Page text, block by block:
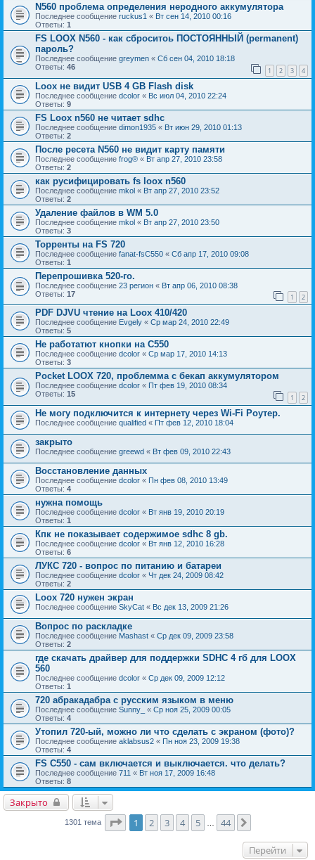
N560 проблема определения неродного аккумулятора
Последнее сообщение ruckus1 « Вт сен 14, 2010 00:16
Ответы: 1
FS LOOX N560 - как сброситоь ПОСТОЯННЫЙ (permanent)
пароль?
Последнее сообщение greymen « Сб сен 04, 2010 18:18
Ответы: 46 1 2 3 4
Loox не видит USB 4 GB Flash disk
Последнее сообщение dcolor « Вс июл 04, 2010 22:24
Ответы: 9
FS Loox n560 не читает sdhc
Последнее сообщение dimon1935 « Вт июн 29, 2010 01:13
Ответы: 2
После ресета N560 не видит карту памяти
Последнее сообщение frog® « Вт апр 27, 2010 23:58
Ответы: 2
как русифицировать fs loox n560
Последнее сообщение mkol « Вт апр 27, 2010 23:52
Ответы: 2
Удаление файлов в WM 5.0
Последнее сообщение mkol « Вт апр 27, 2010 23:50
Ответы: 3
Торренты на FS 720
Последнее сообщение fanat-fsC550 « Сб апр 17, 2010 09:08
Ответы: 1
Перепрошивка 520-го.
Последнее сообщение 23 регион « Вт апр 06, 2010 08:38
Ответы: 17 1 2
PDF DJVU чтение на Loox 410/420
Последнее сообщение Evgely « Ср мар 24, 2010 22:49
Ответы: 5
Не работатют кнопки на C550
Последнее сообщение dcolor « Ср мар 17, 2010 14:13
Ответы: 3
Pocket LOOX 720, проблемма с бекап аккумулятором
Последнее сообщение dcolor « Пт фев 19, 2010 08:34
Ответы: 15 1 2
Не могу подключится к интернету через Wi-Fi Роутер.
Последнее сообщение qualified « Пт фев 12, 2010 18:04
закрыто
Последнее сообщение greewd « Вт фев 09, 2010 22:43
Восстановление данных
Последнее сообщение dcolor « Пн фев 08, 2010 13:49
Ответы: 4
нужна помощь
Последнее сообщение dcolor « Вт янв 19, 2010 20:19
Ответы: 1
Кпк не показывает содержимое sdhc 8 gb.
Последнее сообщение dcolor « Вт янв 12, 2010 16:28
Ответы: 6
ЛУКС 720 - вопрос по питанию и батареи
Последнее сообщение dcolor « Чт дек 24, 2009 08:42
Ответы: 2
Loox 720 нужен экран
Последнее сообщение SkyCat « Вс дек 13, 2009 21:26
Вопрос по раскладке
Последнее сообщение Mashast « Ср дек 09, 2009 23:58
Ответы: 2
где скачать драйвер для поддержки SDHC 4 гб для LOOX
560
Последнее сообщение dcolor « Ср дек 09, 2009 12:12
Ответы: 1
720 абракадабра с русским языком в меню
Последнее сообщение Sunny_ « Ср ноя 25, 2009 00:05
Ответы: 4
Утопил 720-ый, можно ли что сделать с экраном (фото)?
Последнее сообщение aklabsus2 « Пн ноя 23, 2009 19:38
Ответы: 4
FS C550 - сам включается и выключается. что делать?
Последнее сообщение 711 « Вт ноя 17, 2009 16:48
Ответы: 8
Закрыто
1301 тема Страница1 из
1 2 3 4 5 44
Перейти